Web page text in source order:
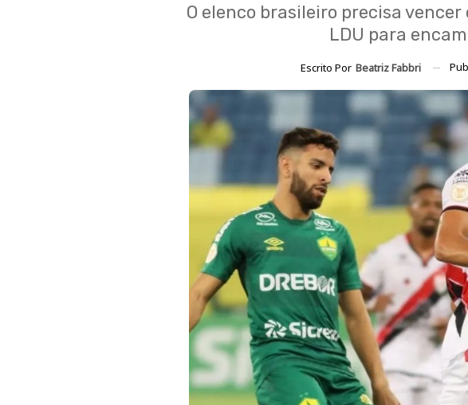
O elenco brasileiro precisa
LDU para
Escrito Por Beatriz Fabbri